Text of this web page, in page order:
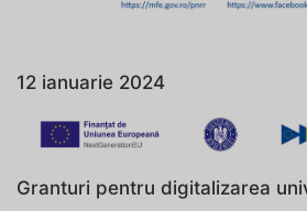
12 ianuarie 2024
Granturi pentru digitalizarea